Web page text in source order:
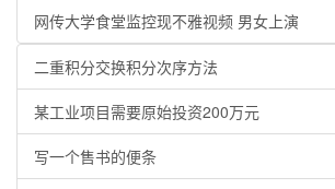
网传大学食堂监控现不雅视频 男女上演
二重积分交换积分次序方法
某工业项目需要原始投资200万元
写一个售书的便条